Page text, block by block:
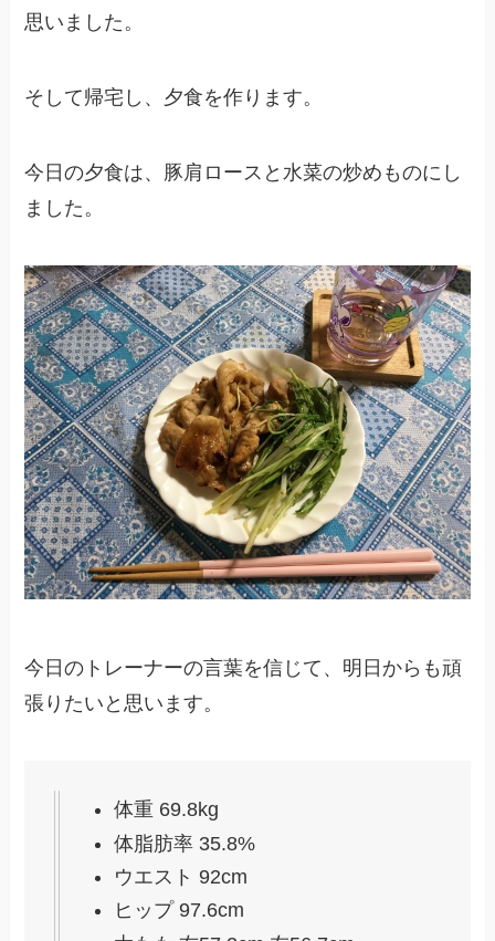
思いました。
そして帰宅し、夕食を作ります。
今日の夕食は、豚肩ロースと水菜の炒めものにし
ました。
今日のトレーナーの言葉を信じて、明日からも頑
張りたいと思います。
体重 69.8kg
体脂肪率 35.8%
ウエスト 92cm
ヒップ 97.6cm